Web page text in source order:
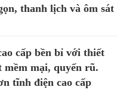
thanh lịch và ôm sát
cấp bền bỉ với thiết
mềm mại, quyến rũ.
tĩnh điện cao cấp